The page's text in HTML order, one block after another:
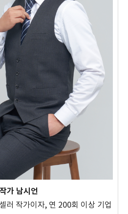
작가 남시언
러 작가이자, 연 200회 이상 기업